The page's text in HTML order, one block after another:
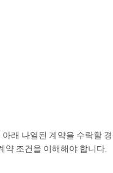
래 나열된 계약을 수락할
약 조건을 이해해야 합니다.